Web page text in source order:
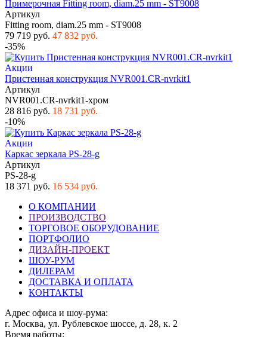
Примерочная Fitting room, diam.25 mm - ST9008
Артикул
Fitting room, diam.25 mm - ST9008
79 719 руб. 47 832 руб.
-35%
Акции
Пристенная конструкция NVR001.CR-nvrkit1
Артикул
NVR001.CR-nvrkit1-хром
28 816 руб. 18 731 руб.
-10%
Акции
Каркас зеркала PS-28-g
Артикул
PS-28-g
18 371 руб. 16 534 руб.
О КОМПАНИИ
ПРОИЗВОДСТВО
ТОРГОВОЕ ОБОРУДОВАНИЕ
ПОРТФОЛИО
ДИЗАЙН-ПРОЕКТ
ШОУ-РУМ
ДИЛЕРАМ
ДОСТАВКА И ОПЛАТА
КОНТАКТЫ
Адрес офиса и шоу-рума:
г. Москва, ул. Рублевское шоссе, д. 28, к. 2
Время работы: